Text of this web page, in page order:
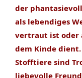
der
als lebendiges
vertraut ist oder
dem Kinde dient.
Stofftiere sind
liebevolle